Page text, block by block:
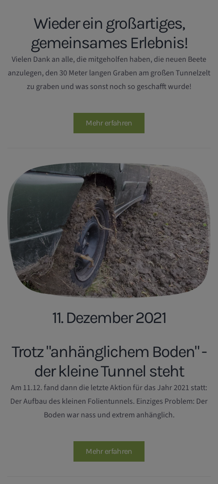
Wieder ein großartiges,
gemeinsames Erlebnis!
Vielen Dank an alle, die mitgeholfen haben, die neuen Beete
anzulegen, den 30 Meter langen Graben am großen Tunnelzelt
zu graben und was sonst noch so geschafft wurde!
Mehr erfahren
11. Dezember 2021
Trotz "anhänglichem Boden" -
der kleine Tunnel steht
Am 11.12. fand dann die letzte Aktion für das Jahr 2021 statt:
Der Aufbau des kleinen Folientunnels. Einziges Problem: Der
Boden war nass und extrem anhänglich.
Mehr erfahren